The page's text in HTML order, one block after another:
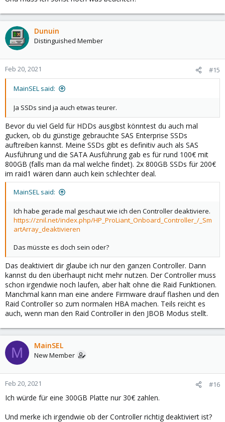
Dunuin
Distinguished Member
Feb 20, 2021 #15
MainSEL said:
Ja SSDs sind ja auch etwas teurer.
Bevor du viel Geld für HDDs ausgibst könntest du auch mal
gucken, ob du günstige gebrauchte SAS Enterprise SSDs
auftreiben kannst. Meine SSDs gibt es definitiv auch als SAS
Ausführung und die SATA Ausführung gab es für rund 100€ mit
800GB (falls man da mal welche findet). 2x 800GB SSDs für 200€
im raid1 wären dann auch kein schlechter deal.
MainSEL said:
Ich habe gerade mal geschaut wie ich den Controller deaktiviere.
https://znil.net/index.php/HP_ProLiant_Onboard_Controller_/_Sm
artArray_deaktivieren
Das müsste es doch sein oder?
Das deaktiviert dir glaube ich nur den ganzen Controller. Dann
kannst du den überhaupt nicht mehr nutzen. Der Controller muss
schon irgendwie noch laufen, aber halt ohne die Raid Funktionen.
Manchmal kann man eine andere Firmware drauf flashen und den
Raid Controller so zum normalen HBA machen. Teils reicht es
auch, wenn man den Raid Controller in den JBOB Modus stellt.
M MainSEL
New Member
Feb 20, 2021 #16
Ich würde für eine 300GB Platte nur 30€ zahlen.
Und merke ich irgendwie ob der Controller richtig deaktiviert ist?